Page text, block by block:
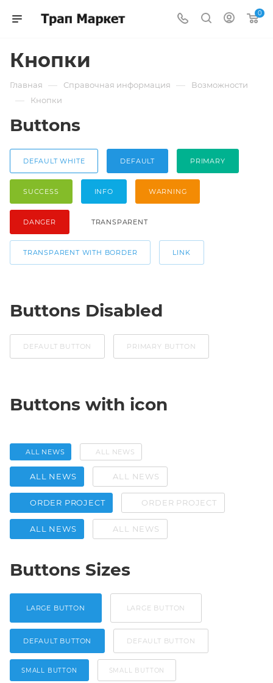
0
Кнопки
Главная — Справочная информация — Возможности
— Кнопки
Buttons
DEFAULT WHITE DEFAULT PRIMARY
SUCCESS INFO WARNING
DANGER TRANSPARENT
TRANSPARENT WITH BORDER LINK
Buttons Disabled
DEFAULT BUTTON PRIMARY BUTTON
Buttons with icon
ALL NEWS ALL NEWS
ALL NEWS ALL NEWS
ORDER PROJECT ORDER PROJECT
ALL NEWS ALL NEWS
Buttons Sizes
LARGE BUTTON LARGE BUTTON
DEFAULT BUTTON DEFAULT BUTTON
SMALL BUTTON SMALL BUTTON